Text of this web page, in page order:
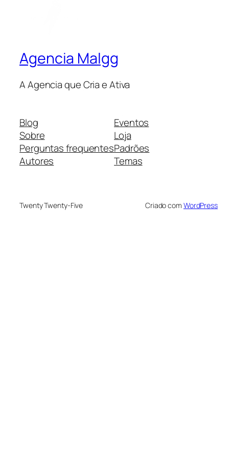
Agencia Malgg
A Agencia que Cria e Ativa
Blog
Sobre
Perguntas frequentes
Autores
Eventos
Loja
Padrões
Temas
Twenty Twenty-Five Criado com WordPress